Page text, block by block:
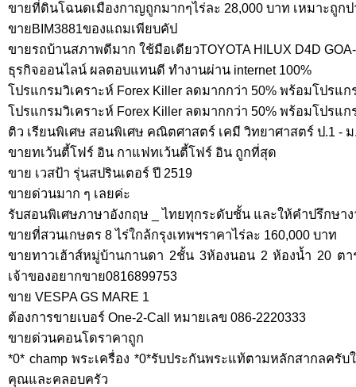
ขายที่ดินโฉนดเมืองกาญถูกมากๆไร่ละ 28,000 บาท เหมาะถูก
ขายBIM3881ของแถมเพียบคัป
ขายรถบ้านสภาพดีมาก ใช้มือเดียวTOYOTA HILUX D4D
ธุรกิจออนไลน์ ผลตอบแทนดี ทำงานผ่าน internet 100%
โปรแกรมวิเคราะห์ Forex Killer ลดมากกว่า 50% พร้อมโปรแก
โปรแกรมวิเคราะห์ Forex Killer ลดมากกว่า 50% พร้อมโปรแก
ติว เรียนพิเศษ สอนพิเศษ คณิตศาสตร์ เคมี วิทยาศาสตร์ ป.1 -
ขายทเว้นตี้โฟร์ อิน กาแฟทเว้นตี้โฟร์ อิน ถูกที่สุด
ขาย เวสป้า รุ่นสปรินเตอร์ ปี 2519
ขายด่วนมาก ๆ เลยค่ะ
รับสอนพิเศษภาษาอังกฤษ _ ไทยทุกระดับชั้น และให้คำปรึกษา
ขายที่สวนเกษตร 8 ไร่ใกล้กรุงเทพฯราคาไร่ละ 160,000 บาท
ขายทาวเฮ้าส์หมู่บ้านกานดา 2ชั้น 3ห้องนอน 2 ห้องน้ำ 20 ตา
เจ้าของอยากขาย0816899753
ขาย VESPA GS MARE 1
ต้องการขายเบอร์ One-2-Call หมายเลข 086-2220333
ขายด่วนคอนโดราคาถูก
*0* champ พระเครื่อง *0*รับประกันพระแท้ตามหลักสากลครับ
คุณและคลอบครัว